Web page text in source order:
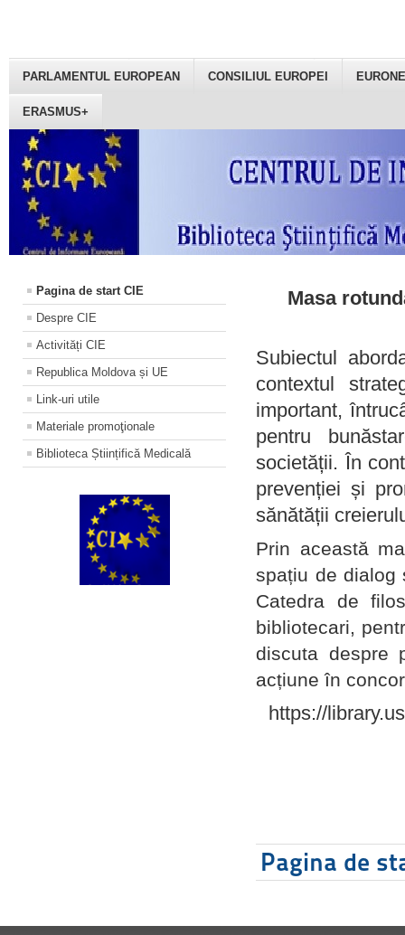
PARLAMENTUL EUROPEAN CONSILIUL EUROPEI
ERASMUS+
Pagina de start CIE
Despre CIE
Activități CIE
Republica Moldova și UE
Link-uri utile
Materiale promoţionale
Biblioteca Științifică Medicală
Masa
Subiectul
contextul
important,
pentru
societății. În
prevenției și
sănătății
Prin această
spațiu de dialog
Catedra de
bibliotecari,
discuta despre
acțiune în
https://
Pagina de